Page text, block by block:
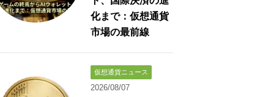
化まで：仮想通貨
市場の最前線
仮想通貨ニュース
2026/08/07